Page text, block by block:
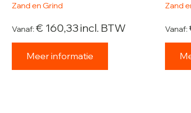
Zand en Grind
Vanaf: € 160,33incl. BTW
Meer informatie
Zand
Vanaf: